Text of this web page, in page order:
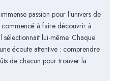
passion pour l’univers de
à faire découvrir à
sélectionnait lui-même. Chaque
écoute attentive : comprendre
de chacun pour trouver la